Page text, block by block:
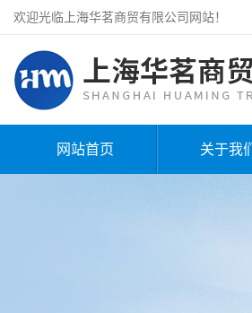
欢迎光临上海华茗商贸有限公司网站！
网站首页 关于我们